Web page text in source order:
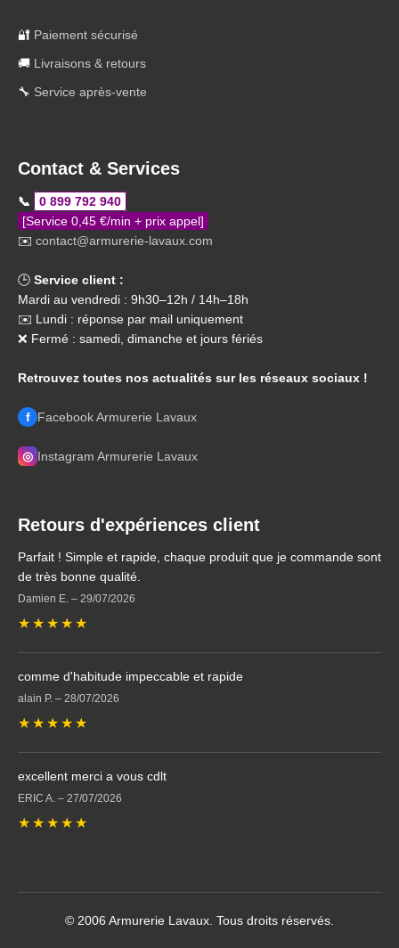
🔐 Paiement sécurisé
🚚 Livraisons & retours
🔧 Service après-vente
Contact & Services
📞
0 899 792 940
[Service 0,45 €/min + prix appel]
✉️ contact@armurerie-lavaux.com
🕒 Service client :
Mardi au vendredi : 9h30–12h / 14h–18h
✉️ Lundi : réponse par mail uniquement
❌ Fermé : samedi, dimanche et jours fériés
Retrouvez toutes nos actualités sur les réseaux sociaux !
f Facebook Armurerie Lavaux
◎ Instagram Armurerie Lavaux
Retours d'expériences client
Parfait ! Simple et rapide, chaque produit que je commande sont
de très bonne qualité.
Damien E. – 29/07/2026
★ ★ ★ ★ ★
comme d'habitude impeccable et rapide
alain P. – 28/07/2026
★ ★ ★ ★ ★
excellent merci a vous cdlt
ERIC A. – 27/07/2026
★ ★ ★ ★ ★
© 2006 Armurerie Lavaux. Tous droits réservés.